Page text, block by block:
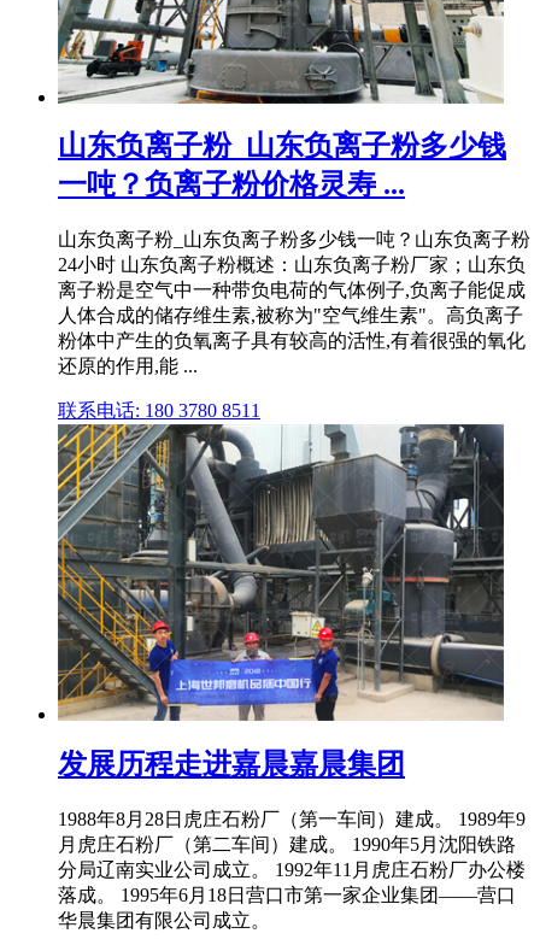
山东负离子粉_山东负离子粉多少钱
一吨？负离子粉价格灵寿 ...
山东负离子粉_山东负离子粉多少钱一吨？山东负离子粉
24小时 山东负离子粉概述：山东负离子粉厂家；山东负
离子粉是空气中一种带负电荷的气体例子,负离子能促成
人体合成的储存维生素,被称为"空气维生素"。高负离子
粉体中产生的负氧离子具有较高的活性,有着很强的氧化
还原的作用,能 ...
联系电话: 180 3780 8511
发展历程走进嘉晨嘉晨集团
1988年8月28日虎庄石粉厂（第一车间）建成。 1989年9
月虎庄石粉厂（第二车间）建成。 1990年5月沈阳铁路
分局辽南实业公司成立。 1992年11月虎庄石粉厂办公楼
落成。 1995年6月18日营口市第一家企业集团——营口
华晨集团有限公司成立。